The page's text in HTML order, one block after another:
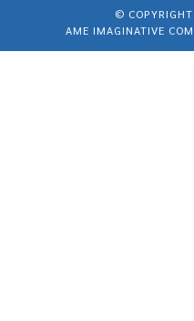
©
AME IMAGINATIVE